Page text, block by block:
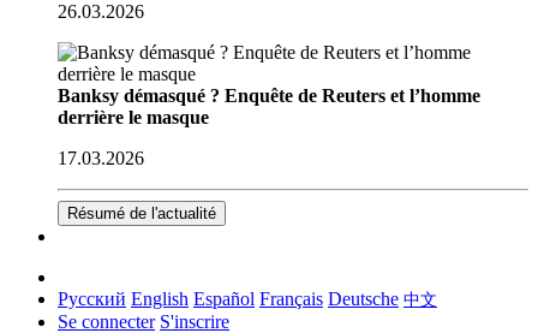
26.03.2026
Banksy démasqué ? Enquête de Reuters et l’homme
derrière le masque
17.03.2026
Résumé de l'actualité
Русский English Español Français Deutsche 中文
Se connecter S'inscrire